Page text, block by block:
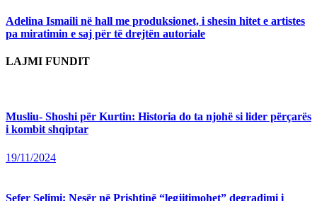
Adelina Ismaili në hall me produksionet, i shesin hitet e artistes
pa miratimin e saj për të drejtën autoriale
LAJMI FUNDIT
Musliu- Shoshi për Kurtin: Historia do ta njohë si lider përçarës
i kombit shqiptar
19/11/2024
Sefer Selimi: Nesër në Prishtinë “legjitimohet” degradimi i